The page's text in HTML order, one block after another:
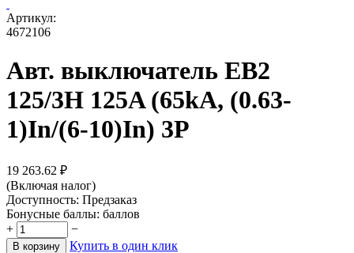
Артикул:
4672106
Авт. выключатель EB2
125/3H 125A (65kA, (0.63-
1)In/(6-10)In) 3P
19 263.62 ₽
(Включая налог)
Доступность: Предзаказ
Бонусные баллы: баллов
+
−
В корзину
Купить в один клик